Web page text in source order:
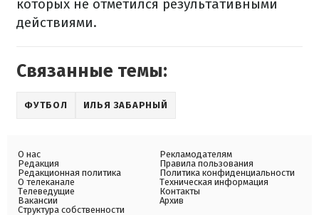
которых не отметился результативными
действиями.
Связанные темы:
ФУТБОЛ ИЛЬЯ ЗАБАРНЫЙ
О нас
Редакция
Редакционная политика
О телеканале
Телеведущие
Вакансии
Структура собственности
Рекламодателям
Правила пользования
Политика конфиденциальности
Техническая информация
Контакты
Архив